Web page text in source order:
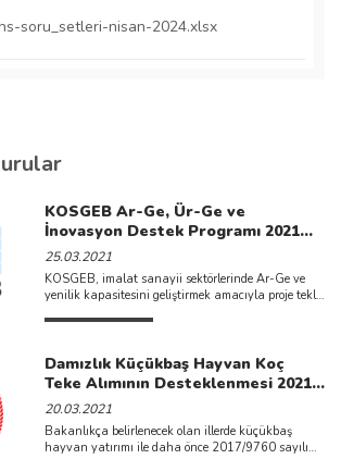
soru_setleri-nisan-2024.xlsx
KOSGEB Ar-Ge, Ür-Ge ve
İnovasyon Destek Programı 2021
yılı çağrısı ilan edilmiştir.
25.03.2021
KOSGEB, imalat sanayii sektörlerinde Ar-Ge ve
yenilik kapasitesini geliştirmek amacıyla proje teklif
Damızlık Küçükbaş Hayvan Koç
Teke Alımının Desteklenmesi 2021
Yılı Tebliği İlan Edilmiştir.
20.03.2021
Bakanlıkça belirlenecek olan illerde küçükbaş
hayvan yatırımı ile daha önce 2017/9760 sayılı